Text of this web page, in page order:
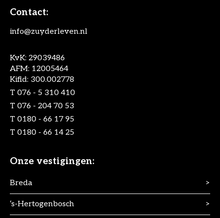
Contact:
info@zuyderleven.nl
KvK: 29039486
AFM: 12005464
Kifid: 300.002778
T 076 - 5 310 410
T 076 - 204 70 53
T 0180 - 66 17 95
T 0180 - 66 14 25
Onze vestigingen:
Breda >
‘s-Hertogenbosch >